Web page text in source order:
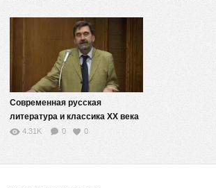
Современная русская
литература и классика XX века
(модернизм, постмодернизм,
4.31K 0 0